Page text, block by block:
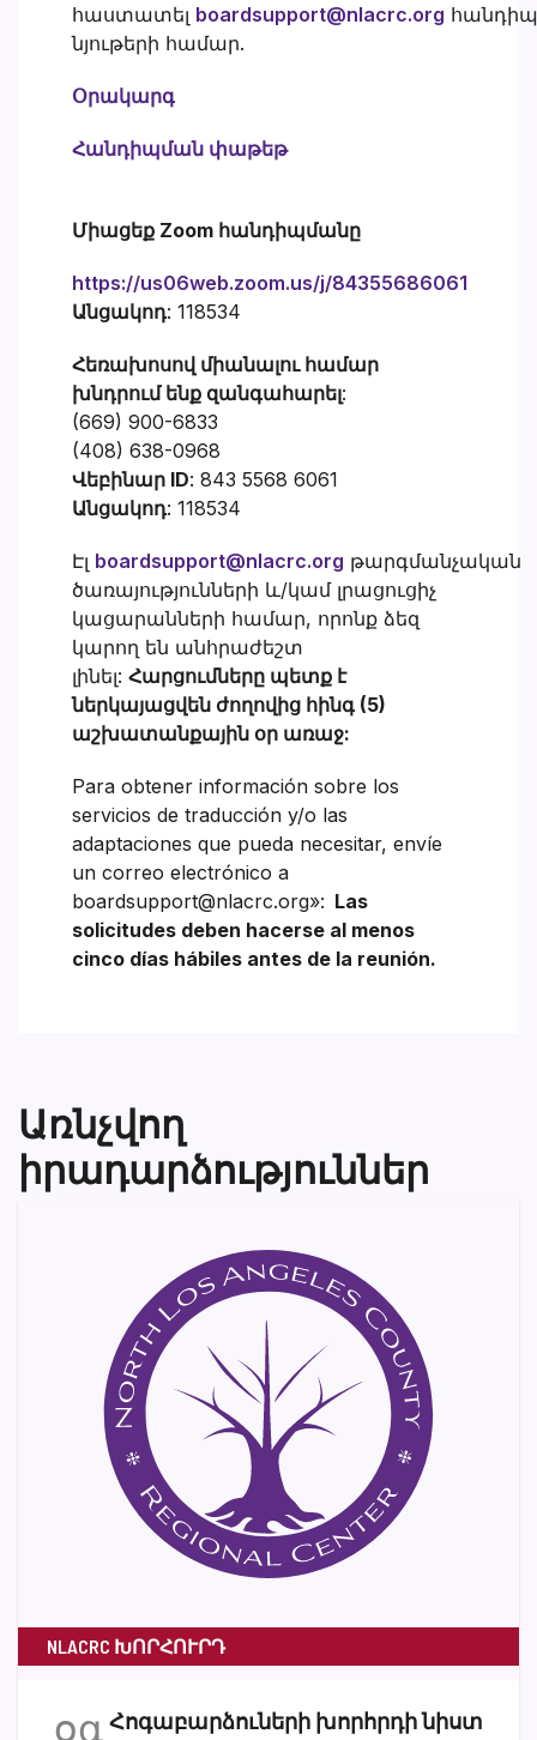
հաստատել boardsupport@nlacrc.org
նյութերի համար.
Օրակարգ
Հանդիպման փաթեթ
Միացեք Zoom հանդիպմանը
https://us06web.zoom.us/j/84355686061
Անցակոդ: 118534
Հեռախոսով միանալու համար
խնդրում ենք զանգահարել:
(669) 900-6833
(408) 638-0968
Վեբինար ID: 843 5568 6061
Անցակոդ: 118534
Էլ boardsupport@nlacrc.org թարգմանչական
ծառայությունների և/կամ լրացուցիչ
կացարանների համար, որոնք ձեզ
կարող են անհրաժեշտ
լինել: Հարցումները պետք է
ներկայացվեն ժողովից հինգ (5)
աշխատանքային օր առաջ:
Para obtener información sobre los
servicios de traducción y/o las
adaptaciones que pueda necesitar, envíe
un correo electrónico a
boardsupport@nlacrc.org»: Las
solicitudes deben hacerse al menos
cinco días hábiles antes de la reunión.
Առնչվող
իրադարձություններ
NLACRC ԽՈՐՀՈՒՐԴ
օգ Հոգաբարձուների խորհրդի նիստ